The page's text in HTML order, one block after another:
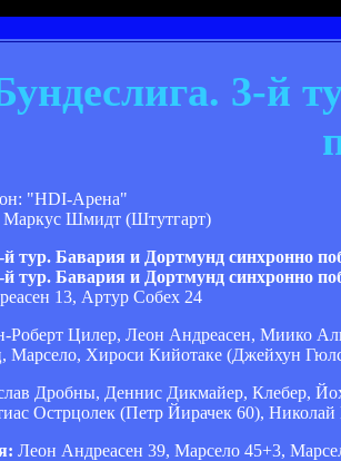
3-й
"HDI-Арена"
Маркус Шмидт (Штутгарт)
13, Артур Собех 24
Роберт Цилер, Леон Андреасен, Миико
Марсело, Хироси Кийотаке (Джейхун
Дробны, Деннис Дикмайер, Клебер,
Острцолек (Петр Йирачек 60),
Леон Андреасен 39, Марсело 45+3,